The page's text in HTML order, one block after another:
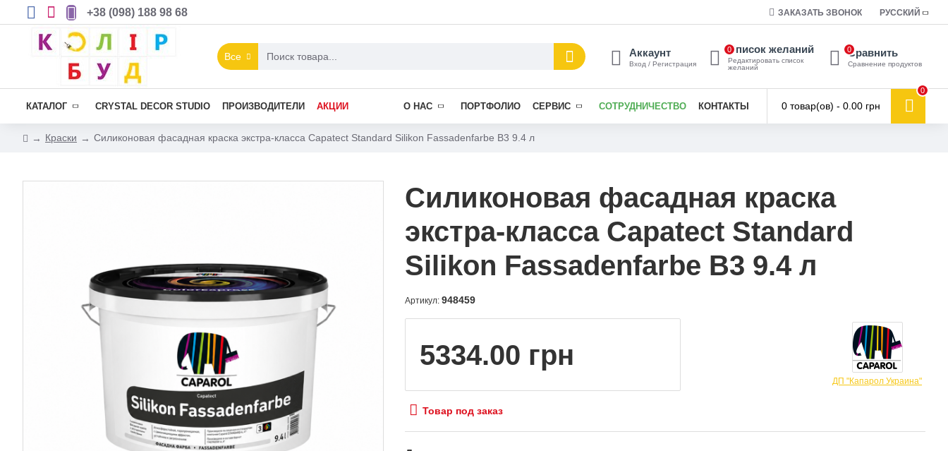
+38 (098) 188 98 68 ЗАКАЗАТЬ ЗВОНОК РУССКИЙ
Все Аккаунт
Вход / Регистрация
Список желаний
Редактировать список
желаний
0 Сравнить
Сравнение продуктов
0
КАТАЛОГ CRYSTAL DECOR STUDIO ПРОИЗВОДИТЕЛИ АКЦИИ О НАС ПОРТФОЛИО СЕРВИС СОТРУДНИЧЕСТВО КОНТАКТЫ 0 товар(ов) - 0.00 грн
0
Краски Силиконовая фасадная краска экстра-класса Capatect Standard Silikon Fassadenfarbe В3 9.4 л
Силиконовая фасадная краска
экстра-класса Capatect Standard
Silikon Fassadenfarbe В3 9.4 л
5334.00 грн
ДП "Капарол Украина"
Товар под заказ
Артикул: 948459